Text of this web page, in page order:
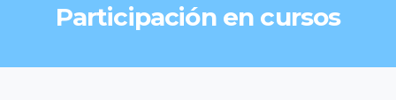
Participación en cursos